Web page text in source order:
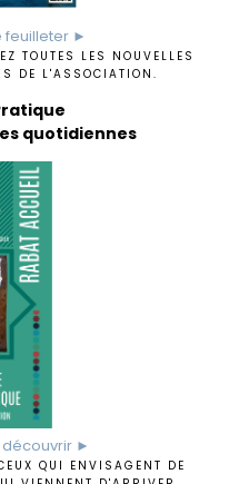
feuilleter ►
TOUTES LES NOUVELLES
DE L'ASSOCIATION.
quotidiennes
découvrir ►
QUI ENVISAGENT DE